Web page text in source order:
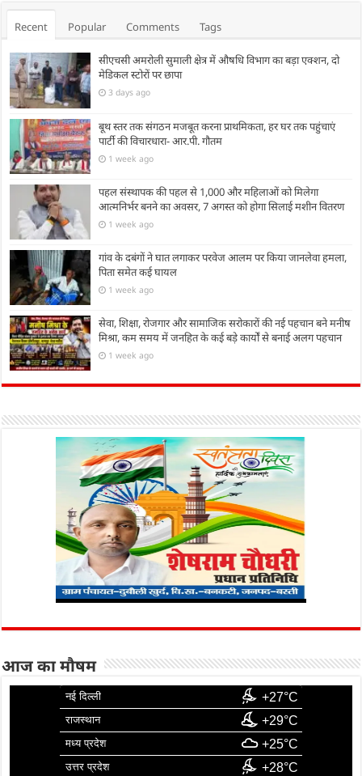
Recent Popular Comments Tags
सीएचसी अमरोली सुमाली क्षेत्र में औषधि विभाग का बड़ा एक्शन, दो
मेडिकल स्टोरों पर छापा
3 days ago
बूथ स्तर तक संगठन मजबूत करना प्राथमिकता, हर घर तक पहुंचाएं
पार्टी की विचारधारा- आर.पी. गौतम
1 week ago
पहल संस्थापक की पहल से 1,000 और महिलाओं को मिलेगा
आत्मनिर्भर बनने का अवसर, 7 अगस्त को होगा सिलाई मशीन वितरण
1 week ago
गांव के दबंगों ने घात लगाकर परवेज आलम पर किया जानलेवा हमला,
पिता समेत कई घायल
1 week ago
सेवा, शिक्षा, रोजगार और सामाजिक सरोकारों की नई पहचान बने मनीष
मिश्रा, कम समय में जनहित के कई बड़े कार्यों से बनाई अलग पहचान
1 week ago
आज का मौषम
नई दिल्ली +27°C
राजस्थान +29°C
मध्य प्रदेश +25°C
उत्तर प्रदेश +28°C